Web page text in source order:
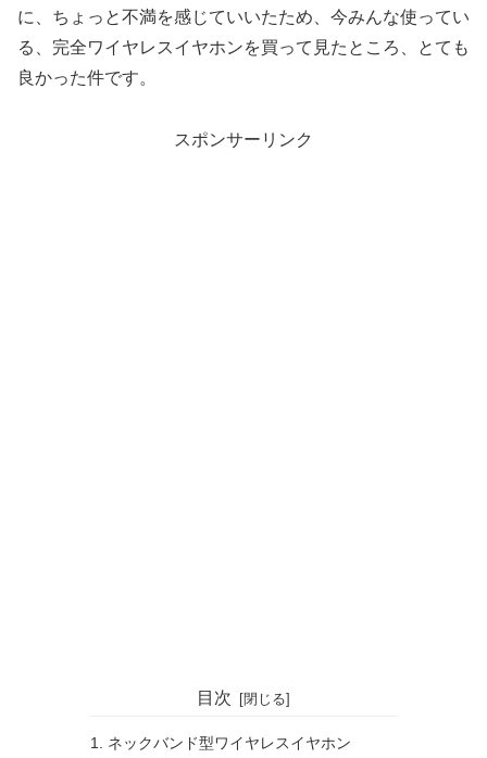
に、ちょっと不満を感じていいたため、今みんな使ってい
る、完全ワイヤレスイヤホンを買って見たところ、とても
良かった件です。
スポンサーリンク
目次
ネックバンド型ワイヤレスイヤホン